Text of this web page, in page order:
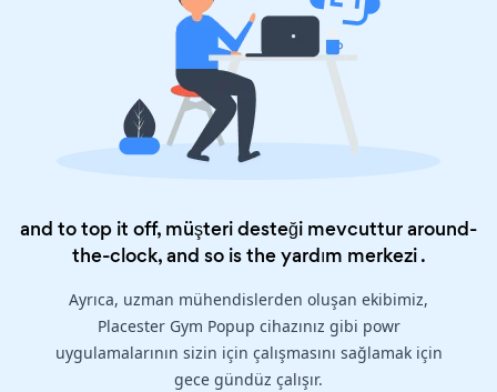
and to top it off, müşteri desteği mevcuttur around-
the-clock, and so is theyardım merkezi.
Ayrıca, uzman mühendislerden oluşan ekibimiz,
Placester Gym Popup cihazınız gibi powr
uygulamalarının sizin için çalışmasını sağlamak için
gece gündüz çalışır.